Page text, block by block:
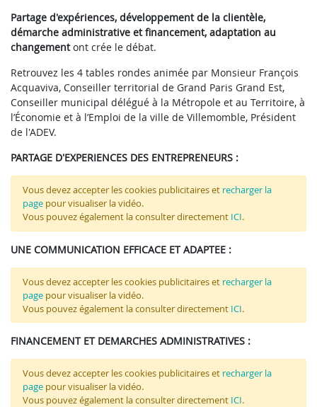
Partage d'expériences, développement de la clientèle,
démarche administrative et financement, adaptation au
changementont crée le débat.
Retrouvez les 4 tables rondes animée par Monsieur François
Acquaviva, Conseiller territorial de Grand Paris Grand Est,
Conseiller municipal délégué à la Métropole et au Territoire, à
l’Économie et à l’Emploi de la ville de Villemomble, Président
de l'ADEV.
PARTAGE D'EXPERIENCES DES ENTREPRENEURS :
Vous devez accepter les cookies publicitaires et recharger la
page pour visualiser la vidéo.
Vous pouvez également la consulter directement ICI.
UNE COMMUNICATION EFFICACE ET ADAPTEE :
Vous devez accepter les cookies publicitaires et recharger la
page pour visualiser la vidéo.
Vous pouvez également la consulter directement ICI.
FINANCEMENT ET DEMARCHES ADMINISTRATIVES :
Vous devez accepter les cookies publicitaires et recharger la
page pour visualiser la vidéo.
Vous pouvez également la consulter directement ICI.